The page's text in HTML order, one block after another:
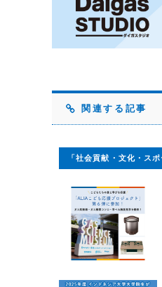
関連する記事
「社会貢献・文化・ス